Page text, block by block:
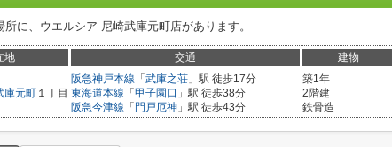
所に、ウエルシア 尼崎武庫元町店があります。
地 交通 建物
庫元町 １丁目
阪急神戸本線 「 武庫之荘 」駅 徒歩17分
東海道本線 「 甲子園口 」駅 徒歩38分
阪急今津線 「 門戸厄神 」駅 徒歩43分
築1年
2階建
鉄骨造